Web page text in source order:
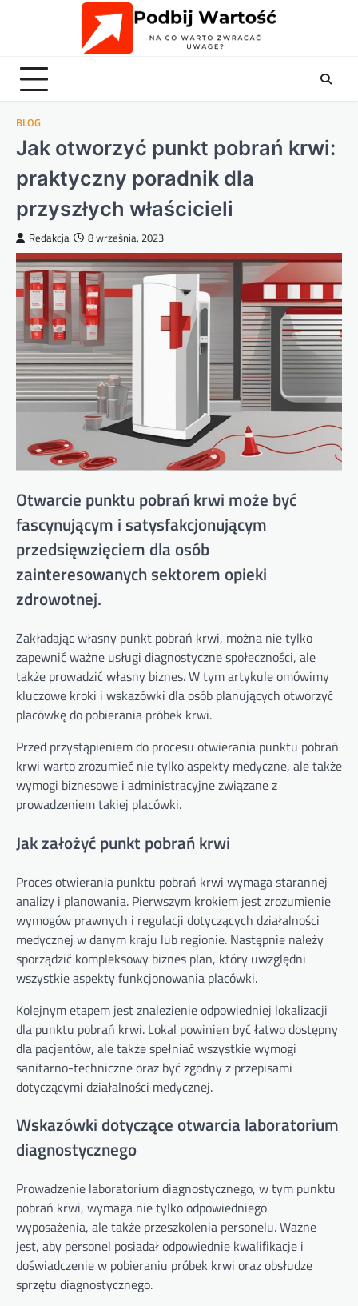
BLOG
Jak otworzyć punkt pobrań krwi:
praktyczny poradnik dla
przyszłych właścicieli
Redakcja 8 września, 2023
Otwarcie punktu pobrań krwi może być
fascynującym i satysfakcjonującym
przedsięwzięciem dla osób
zainteresowanych sektorem opieki
zdrowotnej.
Zakładając własny punkt pobrań krwi, można nie tylko
zapewnić ważne usługi diagnostyczne społeczności, ale
także prowadzić własny biznes. W tym artykule omówimy
kluczowe kroki i wskazówki dla osób planujących otworzyć
placówkę do pobierania próbek krwi.
Przed przystąpieniem do procesu otwierania punktu pobrań
krwi warto zrozumieć nie tylko aspekty medyczne, ale także
wymogi biznesowe i administracyjne związane z
prowadzeniem takiej placówki.
Jak założyć punkt pobrań krwi
Proces otwierania punktu pobrań krwi wymaga starannej
analizy i planowania. Pierwszym krokiem jest zrozumienie
wymogów prawnych i regulacji dotyczących działalności
medycznej w danym kraju lub regionie. Następnie należy
sporządzić kompleksowy biznes plan, który uwzględni
wszystkie aspekty funkcjonowania placówki.
Kolejnym etapem jest znalezienie odpowiedniej lokalizacji
dla punktu pobrań krwi. Lokal powinien być łatwo dostępny
dla pacjentów, ale także spełniać wszystkie wymogi
sanitarno-techniczne oraz być zgodny z przepisami
dotyczącymi działalności medycznej.
Wskazówki dotyczące otwarcia laboratorium
diagnostycznego
Prowadzenie laboratorium diagnostycznego, w tym punktu
pobrań krwi, wymaga nie tylko odpowiedniego
wyposażenia, ale także przeszkolenia personelu. Ważne
jest, aby personel posiadał odpowiednie kwalifikacje i
doświadczenie w pobieraniu próbek krwi oraz obsłudze
sprzętu diagnostycznego.